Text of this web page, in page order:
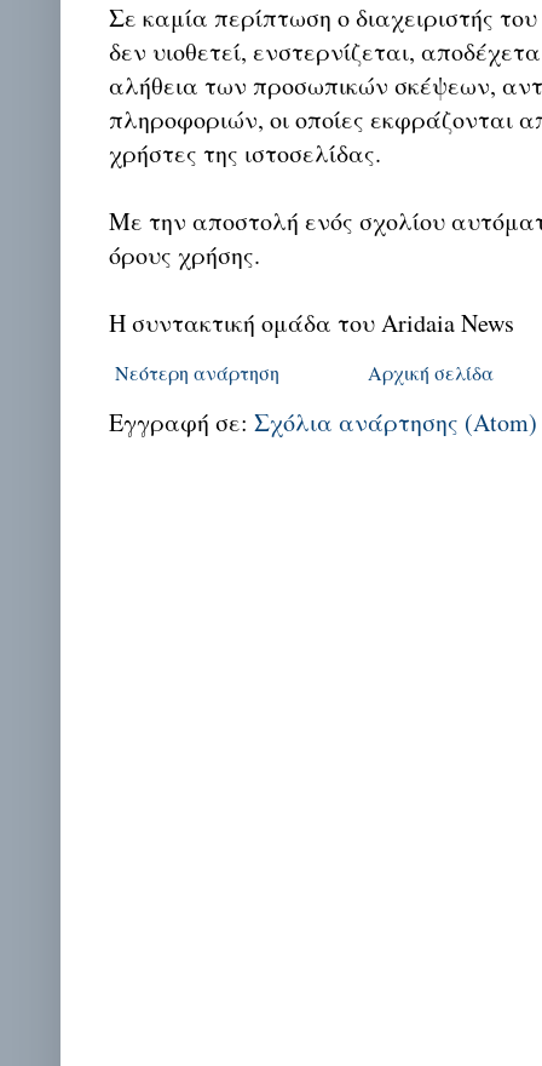
Σε καμία περίπτωση ο διαχειριστής
δεν υιοθετεί, ενστερνίζεται,
αλήθεια των προσωπικών σκέψεων,
πληροφοριών, οι οποίες εκφράζονται
χρήστες της ιστοσελίδας.
Με την αποστολή ενός σχολίου
όρους χρήσης.
Η συντακτική ομάδα του Aridaia News
Νεότερη ανάρτηση Αρχική σελίδα
Εγγραφή σε: Σχόλια ανάρτησης (Atom)